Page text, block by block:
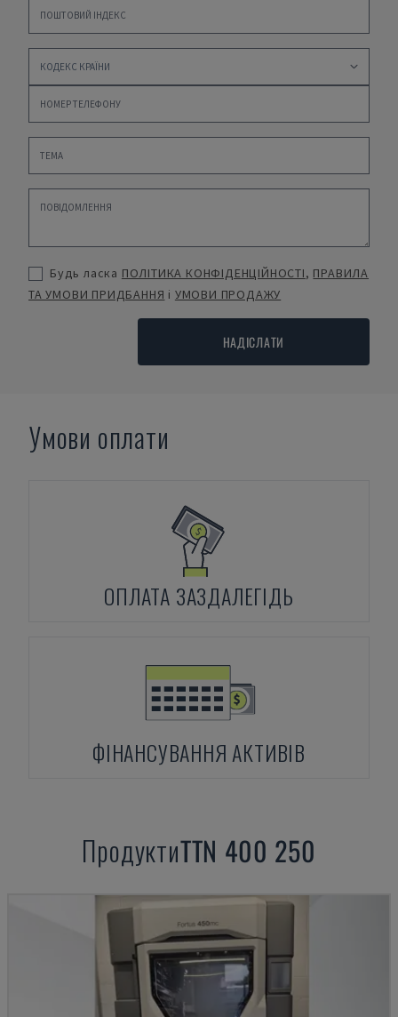
Будь ласка ПОЛІТИКА КОНФІДЕНЦІЙНОСТІ, ПРАВИЛА
ТА УМОВИ ПРИДБАННЯ і УМОВИ ПРОДАЖУ
НАДІСЛАТИ
Умови оплати
ОПЛАТА ЗАЗДАЛЕГІДЬ
ФІНАНСУВАННЯ АКТИВІВ
ПродуктиTTN 400 250